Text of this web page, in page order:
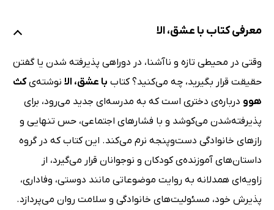
معرفی کتاب با عشق، الا
وقتی در محیطی تازه و ناآشنا، در دوراهی پذیرفته شدن یا گفتن
حقیقت قرار بگیرید، چه می‌کنید؟ کتاب با عشق، الا نوشته‌یکث
هوو درباره‌ی دختری است که به مدرسه‌ای جدید می‌رود، برای
پذیرفته‌شدن می‌کوشد و با فشارهای اجتماعی، حس تنهایی و
رازهای خانوادگی دست‌وپنجه نرم می‌کند. این کتاب که در گروه
داستان‌های آموزنده‌ی کودکان و نوجوانان قرار می‌گیرد، از
زاویه‌ای همدلانه به روایت موضوعاتی مانند دوستی، وفاداری،
پذیرش خود، مسئولیت‌های خانوادگی و سلامت روان می‌پردازد.